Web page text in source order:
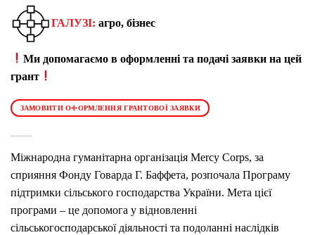
ГАЛУЗІ: агро, бізнес
Ми допомагаємо в оформленні та подачі заявки на цей
грант
ЗАМОВИТИ ОФОРМЛЕННЯ ГРАНТОВОЇ ЗАЯВКИ
Міжнародна гуманітарна організація Mercy Corps, за
сприяння Фонду Говарда Г. Баффета, розпочала Програму
підтримки сільського господарства України. Мета цієї
програми – це допомога у відновленні
сільськогосподарської діяльності та подоланні наслідків